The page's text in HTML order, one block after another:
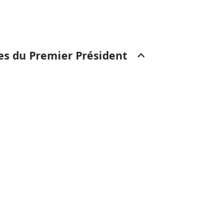
du Premier Président